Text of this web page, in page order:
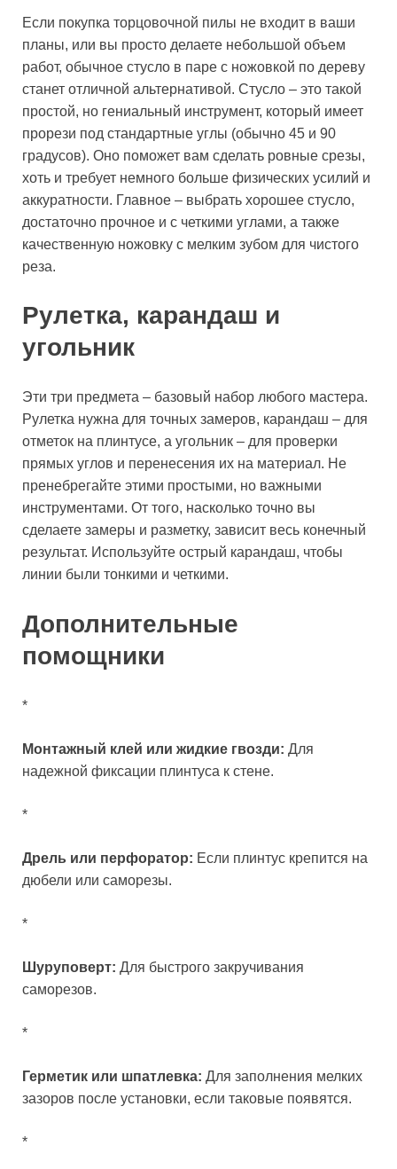
Если покупка торцовочной пилы не входит в ваши
планы, или вы просто делаете небольшой объем
работ, обычное стусло в паре с ножовкой по дереву
станет отличной альтернативой. Стусло – это такой
простой, но гениальный инструмент, который имеет
прорези под стандартные углы (обычно 45 и 90
градусов). Оно поможет вам сделать ровные срезы,
хоть и требует немного больше физических усилий и
аккуратности. Главное – выбрать хорошее стусло,
достаточно прочное и с четкими углами, а также
качественную ножовку с мелким зубом для чистого
реза.
Рулетка, карандаш и
угольник
Эти три предмета – базовый набор любого мастера.
Рулетка нужна для точных замеров, карандаш – для
отметок на плинтусе, а угольник – для проверки
прямых углов и перенесения их на материал. Не
пренебрегайте этими простыми, но важными
инструментами. От того, насколько точно вы
сделаете замеры и разметку, зависит весь конечный
результат. Используйте острый карандаш, чтобы
линии были тонкими и четкими.
Дополнительные
помощники
*
Монтажный клей или жидкие гвозди: Для
надежной фиксации плинтуса к стене.
*
Дрель или перфоратор: Если плинтус крепится на
дюбели или саморезы.
*
Шуруповерт: Для быстрого закручивания
саморезов.
*
Герметик или шпатлевка: Для заполнения мелких
зазоров после установки, если таковые появятся.
*